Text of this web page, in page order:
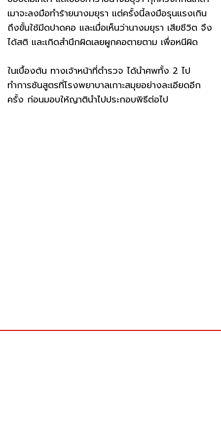
เมาจะลงมือทำร้ายนางมยุรา แต่ครั้งนี้ลงมือรุนเเรงเกิน
ถึงขั้นใช้มีดปาดคอ และเมื่อเห็นว่านางมยุรา เสียชีวิต จึง
ได้สติ และเกิดสำนึกผิดเลยผูกคอตายตาม เพื่อหนีผิด
ในเบื้องต้น ทางเจ้าหน้าที่ตำรวจ ได้นำศพทั้ง 2 ไป
ทำการชันสูตรที่โรงพยาบาลเกาะสมุยอย่างละเอียดอีก
ครั้ง ก่อนมอบให้ญาตินำไปประกอบพิธีต่อไป